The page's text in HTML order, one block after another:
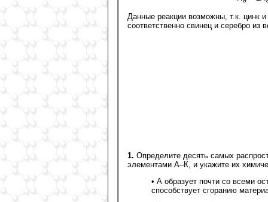
Данные реакции возможны, т.к. цинк
соответственно свинец и серебро из
1. Определите десять самых
элементами А–К, и укажите их
• А образует почти со всеми
способствует сгоранию